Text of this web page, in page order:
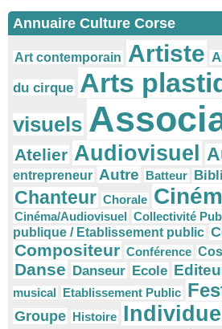
Annuaire Culture Corse
Art contemporain Artiste
du cirque Arts
visuels
Atelier Audiovisuel
entrepreneur Autre Batteur
Chanteur Chorale
Cinéma/Audiovisuel Collectivité
publique / Etablissement public
Compositeur Conférence
Danse Danseur Ecole
musical Etablissement Public
Groupe Histoire Individuel